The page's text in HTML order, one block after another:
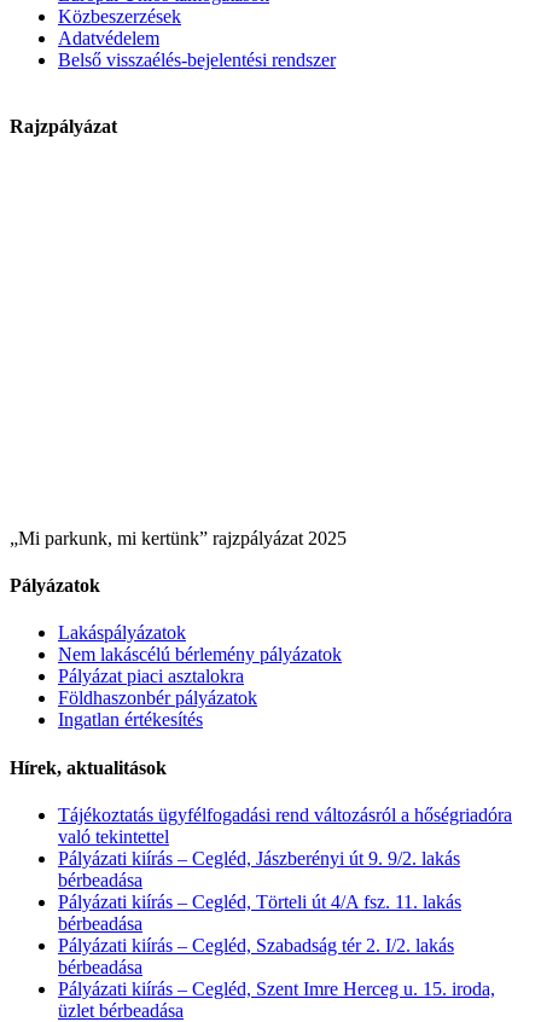
Közbeszerzések
Adatvédelem
Belső visszaélés-bejelentési rendszer
Rajzpályázat
„Mi parkunk, mi kertünk” rajzpályázat 2025
Pályázatok
Lakáspályázatok
Nem lakáscélú bérlemény pályázatok
Pályázat piaci asztalokra
Földhaszonbér pályázatok
Ingatlan értékesítés
Hírek, aktualitások
Tájékoztatás ügyfélfogadási rend változásról a hőségriadóra
való tekintettel
Pályázati kiírás – Cegléd, Jászberényi út 9. 9/2. lakás
bérbeadása
Pályázati kiírás – Cegléd, Törteli út 4/A fsz. 11. lakás
bérbeadása
Pályázati kiírás – Cegléd, Szabadság tér 2. I/2. lakás
bérbeadása
Pályázati kiírás – Cegléd, Szent Imre Herceg u. 15. iroda,
üzlet bérbeadása